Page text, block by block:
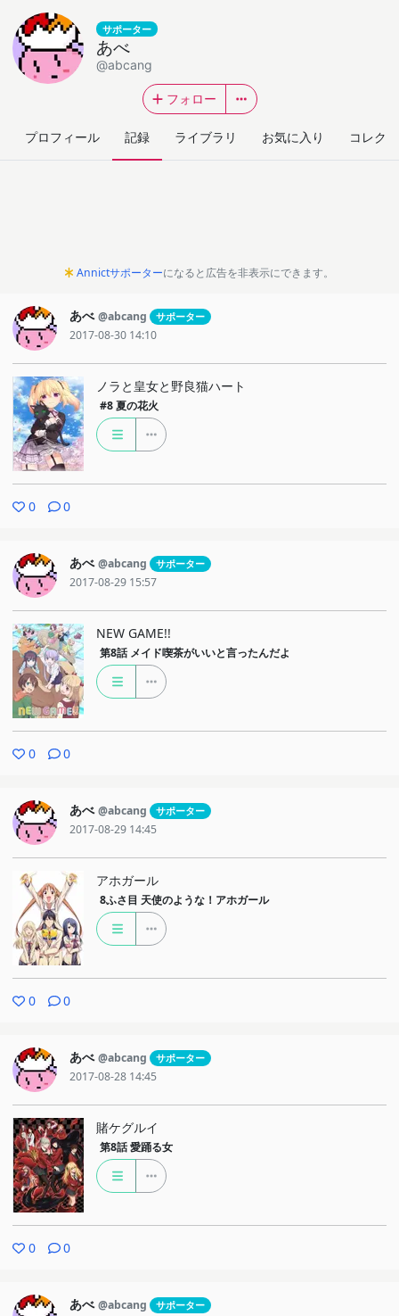
サポーター
あべ
@abcang
フォロー
プロフィール 記録 ライブラリ お気に入り コレク
Annictサポーターになると広告を非表示にできます。
あべ @abcang サポーター
2017-08-30 14:10
ノラと皇女と野良猫ハート
#8 夏の花火
0 0
あべ @abcang サポーター
2017-08-29 15:57
NEW GAME!!
第8話 メイド喫茶がいいと言ったんだよ
0 0
あべ @abcang サポーター
2017-08-29 14:45
アホガール
8ふさ目 天使のような！アホガール
0 0
あべ @abcang サポーター
2017-08-28 14:45
賭ケグルイ
第8話 愛踊る女
0 0
あべ @abcang サポーター